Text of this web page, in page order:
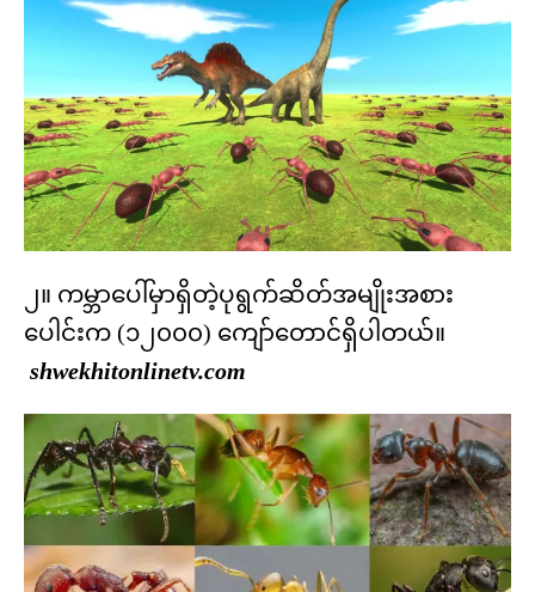
၂။ ကမ္ဘာပေါ်မှာရှိတဲ့ပုရွက်ဆိတ်အမျိုးအစား
ပေါင်းက (၁၂၀၀၀) ကျော်တောင်ရှိပါတယ်။
shwekhitonlinetv.com